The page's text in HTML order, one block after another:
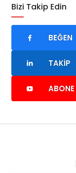
Bizi Takip Edin
BEĞEN
TAKIP
ABONE